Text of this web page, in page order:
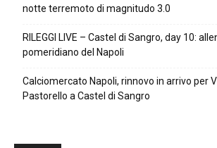
notte terremoto di magnitudo 3.0
RILEGGI LIVE – Castel di Sangro, day 10:
pomeridiano del Napoli
Calciomercato Napoli, rinnovo in arrivo per
Pastorello a Castel di Sangro